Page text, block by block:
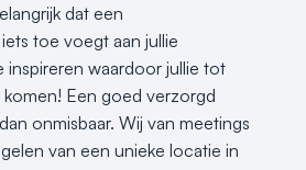
dat een
toe voegt aan jullie
inspireren waardoor jullie tot
Een goed verzorgd
onmisbaar. Wij van meetings
van een unieke locatie in